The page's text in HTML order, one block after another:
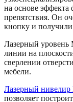
на основе эффекта
препятствия. Он
кнопку и получили
Лазерный уровень
линии на
сверлении
мебели.
Лазерный нивелир
позволяет